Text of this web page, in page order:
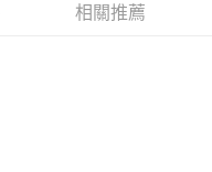
商品］
相關推薦